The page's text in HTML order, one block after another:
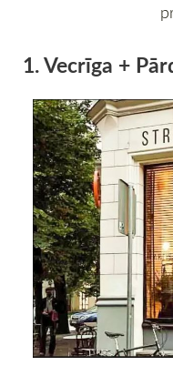
1. Vecrīga +